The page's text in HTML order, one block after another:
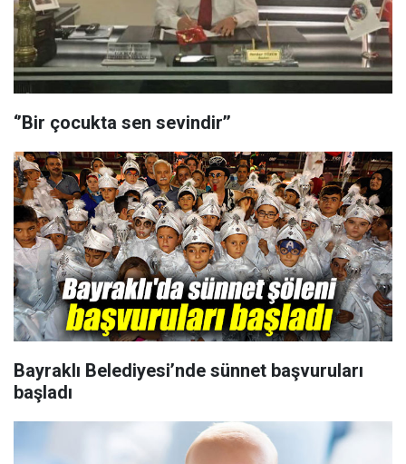
‘’Bir çocukta sen sevindir’’
Bayraklı Belediyesi’nde sünnet başvuruları
başladı